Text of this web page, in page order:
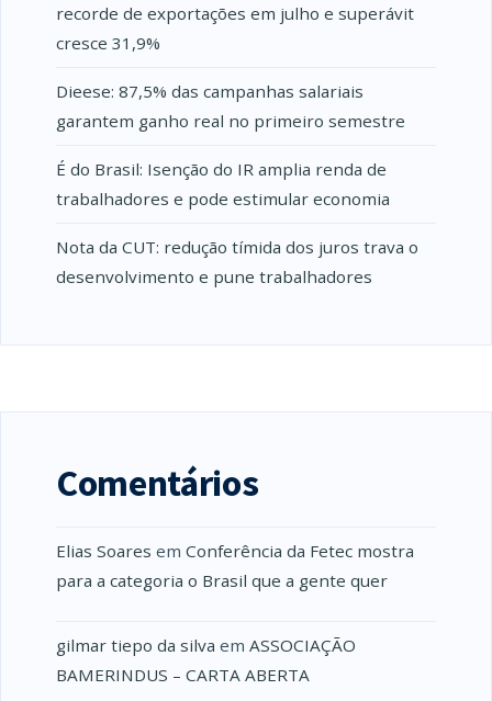
recorde de exportações em julho e superávit
cresce 31,9%
Dieese: 87,5% das campanhas salariais
garantem ganho real no primeiro semestre
É do Brasil: Isenção do IR amplia renda de
trabalhadores e pode estimular economia
Nota da CUT: redução tímida dos juros trava o
desenvolvimento e pune trabalhadores
Comentários
Elias Soares em Conferência da Fetec mostra
para a categoria o Brasil que a gente quer
gilmar tiepo da silva em ASSOCIAÇÃO
BAMERINDUS – CARTA ABERTA